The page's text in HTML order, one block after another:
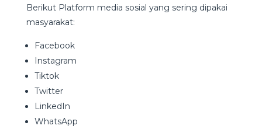
Berikut Platform media sosial yang sering dipakai
masyarakat:
Facebook
Instagram
Tiktok
Twitter
LinkedIn
WhatsApp